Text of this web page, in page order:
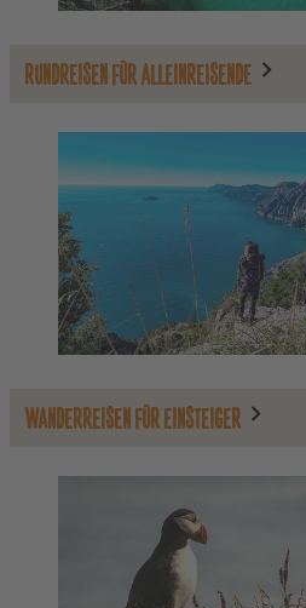
RUNDREISEN FÜR ALLEINREISENDE
WANDERREISEN FÜR EINSTEIGER